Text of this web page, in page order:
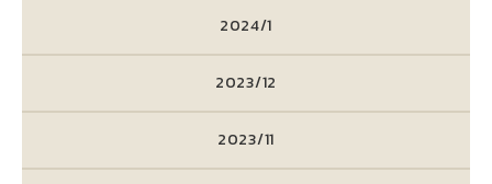
2024/1
2023/12
2023/11